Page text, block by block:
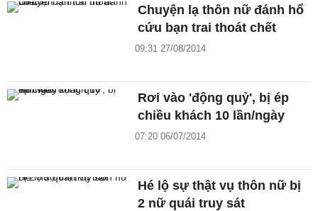
Chuyện lạ thôn nữ đánh hổ
cứu bạn trai thoát chết
09:31 27/08/2014
Rơi vào 'động quỷ', bị ép
chiều khách 10 lần/ngày
07:20 06/07/2014
Hé lộ sự thật vụ thôn nữ bị
2 nữ quái truy sát